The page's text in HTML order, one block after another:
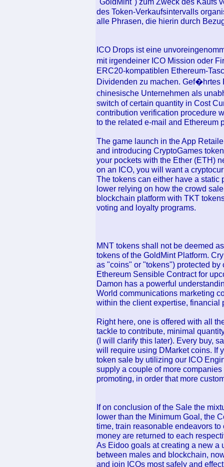
des Token-Verkaufsintervalls
alle Phrasen, die hierin durch
ICO Drops ist eine
mit irgendeiner ICO Mission oder
ERC20-kompatiblen Ethereum-
Dividenden zu machen.
chinesische Unternehmen als
switch of certain quantity in Cost
contribution verification procedure
to the related e-mail and Ethereum
The game launch in the App
and introducing CryptoGames
your pockets with the Ether (ETH)
on an ICO, you will want a
The tokens can either have a static
lower relying on how the crowd
blockchain platform with TKT
voting and loyalty programs.
MNT tokens shall not be deemed
tokens of the GoldMint Platform.
as "coins" or "tokens") protected
Ethereum Sensible Contract for
Damon has a powerful
World communications marketing
within the client expertise, financial
Right here, one is offered with all
tackle to contribute, minimal
(I will clarify this later). Every buy,
will require using DMarket coins. If
token sale by utilizing our ICO
supply a couple of more
promoting, in order that more
If on conclusion of the Sale the
lower than the Minimum Goal, the
time, train reasonable endeavors
money are returned to each
As Eidoo goals at creating a new a
between males and blockchain,
and join ICOs most safely and